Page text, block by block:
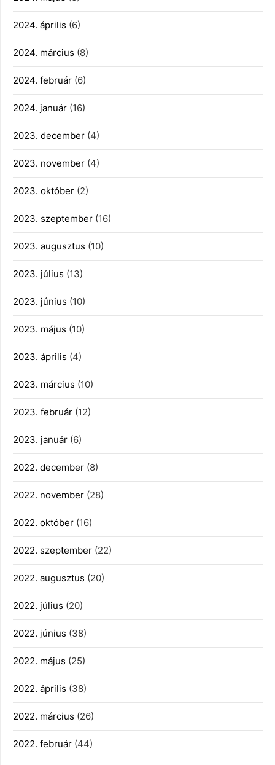
2024. április (6)
2024. március (8)
2024. február (6)
2024. január (16)
2023. december (4)
2023. november (4)
2023. október (2)
2023. szeptember (16)
2023. augusztus (10)
2023. július (13)
2023. június (10)
2023. május (10)
2023. április (4)
2023. március (10)
2023. február (12)
2023. január (6)
2022. december (8)
2022. november (28)
2022. október (16)
2022. szeptember (22)
2022. augusztus (20)
2022. július (20)
2022. június (38)
2022. május (25)
2022. április (38)
2022. március (26)
2022. február (44)